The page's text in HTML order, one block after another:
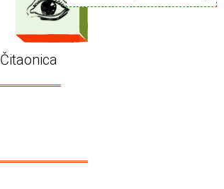
Čitaonica